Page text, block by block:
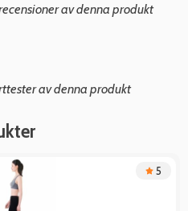
av denna produkt
av denna produkt
5